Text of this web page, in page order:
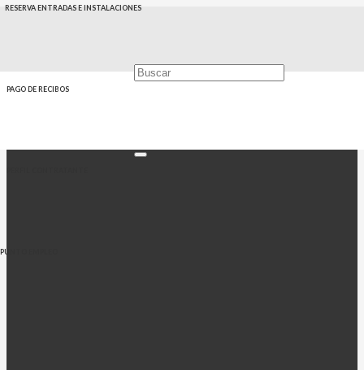
RESERVA ENTRADAS E INSTALACIONES
PAGO DE RECIBOS
PUNTO EMPLEO